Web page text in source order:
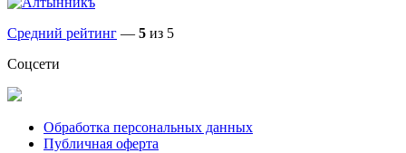
Средний рейтинг — 5 из 5
Соцсети
Обработка персональных данных
Публичная оферта